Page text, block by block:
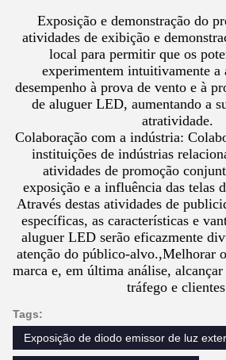
Exposição e demonstração do
atividades de exibição e
local para permitir que os
experimentem intuitivamente a
desempenho à prova de vento e à
de aluguer LED, aumentando a
atratividade.
Colaboração com a indústria:
instituições de indústrias
atividades de promoção
exposição e a influência das telas
Através destas atividades de
específicas, as características e
aluguer LED serão eficazmente
atenção do público-alvo.,Melhorar
marca e, em última análise,
tráfego e
Tags:
Exposição de diodo emissor de luz